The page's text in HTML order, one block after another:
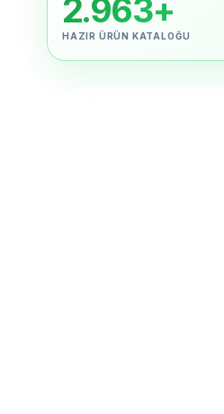
2.963+
HAZIR ÜRÜN KATALOĞU